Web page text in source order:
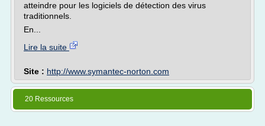
atteindre pour les logiciels de détection des virus
traditionnels.
En...
Lire la suite
Site : http://www.symantec-norton.com
20 Ressources